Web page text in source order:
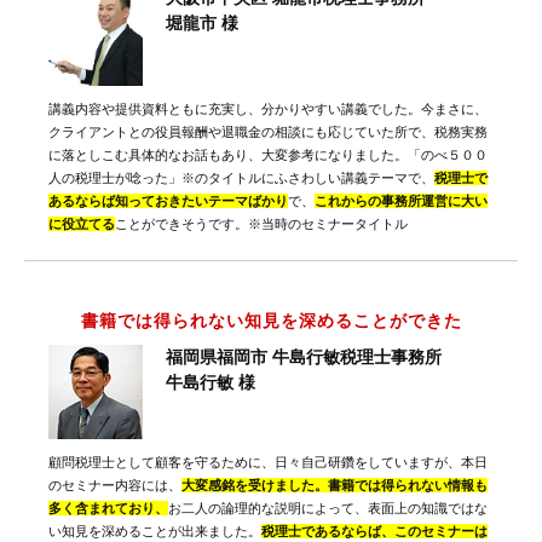
堀龍市 様
講義内容や提供資料ともに充実し、分かりやすい講義でした。今まさに、
クライアントとの役員報酬や退職金の相談にも応じていた所で、税務実務
に落としこむ具体的なお話もあり、大変参考になりました。「のべ５００
人の税理士が唸った」※のタイトルにふさわしい講義テーマで、 税理士で
あるならば知っておきたいテーマばかりで、 これからの事務所運営に大い
に役立てることができそうです。※当時のセミナータイトル
書籍では得られない知見を深めることができた
福岡県福岡市 牛島行敏税理士事務所
牛島行敏 様
顧問税理士として顧客を守るために、日々自己研鑽をしていますが、本日
のセミナー内容には、 大変感銘を受けました。書籍では得られない情報も
多く含まれており、 お二人の論理的な説明によって、表面上の知識ではな
い知見を深めることが出来ました。 税理士であるならば、このセミナーは